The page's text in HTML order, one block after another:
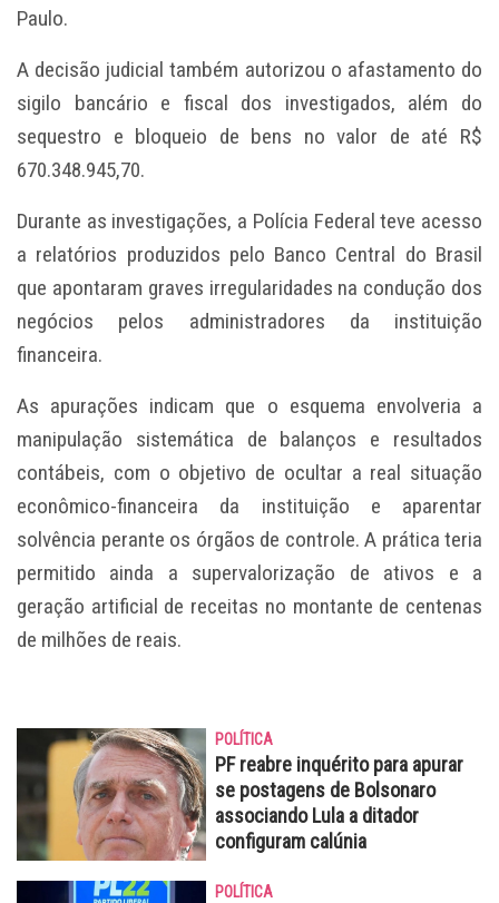
Paulo.
A decisão judicial também autorizou o afastamento do
sigilo bancário e fiscal dos investigados, além do
sequestro e bloqueio de bens no valor de até R$
670.348.945,70.
Durante as investigações, a Polícia Federal teve acesso
a relatórios produzidos pelo Banco Central do Brasil
que apontaram graves irregularidades na condução dos
negócios pelos administradores da instituição
financeira.
As apurações indicam que o esquema envolveria a
manipulação sistemática de balanços e resultados
contábeis, com o objetivo de ocultar a real situação
econômico-financeira da instituição e aparentar
solvência perante os órgãos de controle. A prática teria
permitido ainda a supervalorização de ativos e a
geração artificial de receitas no montante de centenas
de milhões de reais.
POLÍTICA
PF reabre inquérito para apurar
se postagens de Bolsonaro
associando Lula a ditador
configuram calúnia
POLÍTICA